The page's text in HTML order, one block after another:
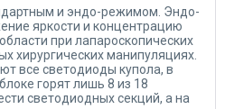
и эндо-режимом. Эндо-
яркости и концентрацию
при лапароскопических
хирургических манипуляциях.
все светодиоды купола, в
горят лишь 8 из 18
светодиодных секций, а на